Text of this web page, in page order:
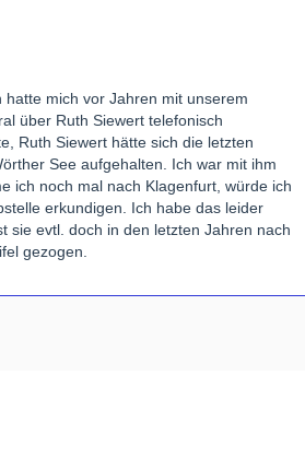
hatte mich vor Jahren mit unserem
über Ruth Siewert telefonisch
Ruth Siewert hätte sich die letzten
See aufgehalten. Ich war mit ihm
ich noch mal nach Klagenfurt, würde ich
erkundigen. Ich habe das leider
sie evtl. doch in den letzten Jahren nach
gezogen.